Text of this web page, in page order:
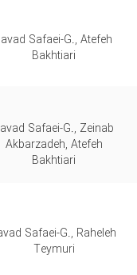
Safaei-G., Atefeh
Bakhtiari
Safaei-G., Zeinab
Akbarzadeh, Atefeh
Bakhtiari
Safaei-G., Raheleh
Teymuri